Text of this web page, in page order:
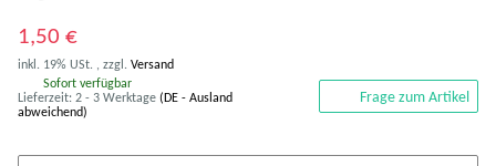
1,50 €
inkl. 19% USt. , zzgl. Versand
Sofort verfügbar
Lieferzeit: 2 - 3 Werktage (DE - Ausland
abweichend)
Frage zum Artikel